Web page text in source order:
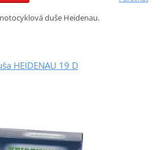
duše Heidenau.
HEIDENAU 19 D